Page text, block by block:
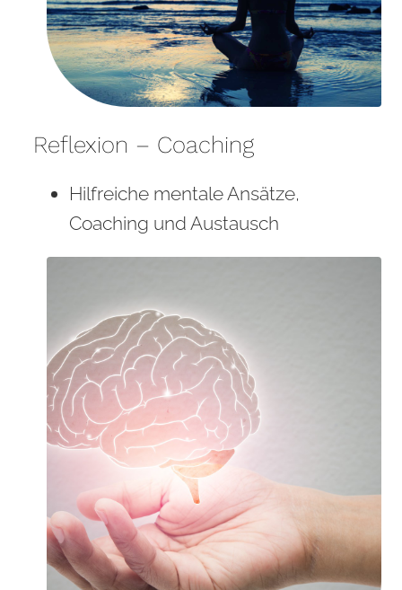
Reflexion – Coaching
Hilfreiche mentale Ansätze,
Coaching und Austausch